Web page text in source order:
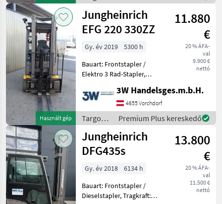
Superelastik Einfach
és
raktártechnika
/ Clark
Használt gép
Jungheinrich
EFG 220 330ZZ
11.880
€
20 % ÁFA-
val
9.900 €
nettó
Gy. év 2019
5300 h
Bauart: Frontstapler /
Elektro 3 Rad-Stapler,
3300mm, Batterie: 48V
750Ah , Anbaugeräte:
Seitenschieber, Emelőerő
(kg): 1500 - 3000, Üzem
3W Handelsges.m.b.H.
4655 Vorchdorf
Targoncák
és
raktártechnika
/
Jungheinrich
Premium Plus kereskedő
Jungheinrich
DFG435s
13.800
€
20 % ÁFA-
val
11.500 €
nettó
Gy. év 2018
6134 h
Bauart: Frontstapler /
Dieselstapler, Tragkraft: